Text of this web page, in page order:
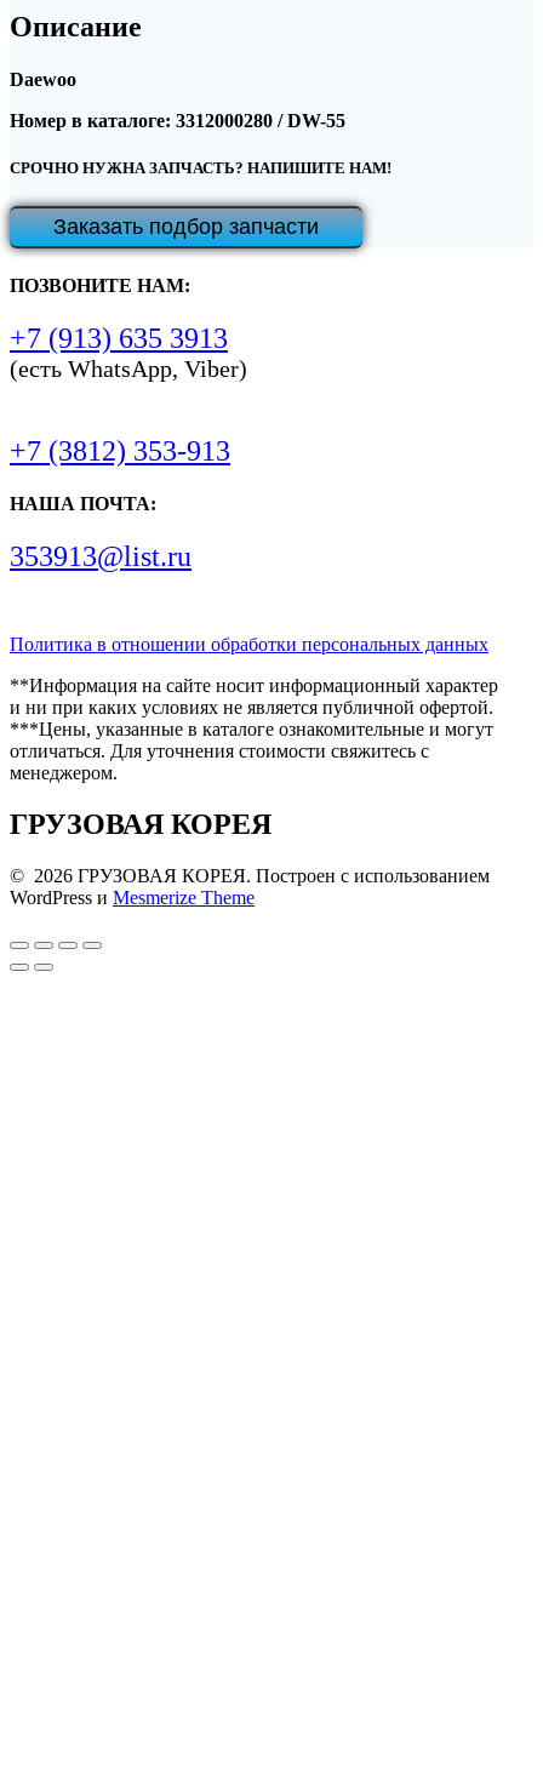
Описание
Daewoo
Номер в каталоге: 3312000280 / DW-55
СРОЧНО НУЖНА ЗАПЧАСТЬ? НАПИШИТЕ НАМ!
Заказать подбор запчасти
ПОЗВОНИТЕ НАМ:
+7 (913) 635 3913
(есть WhatsApp, Viber)
+7 (3812) 353-913
НАША ПОЧТА:
353913@list.ru
Политика в отношении обработки персональных данных
**Информация на сайте носит информационный характер
и ни при каких условиях не является публичной офертой.
***Цены, указанные в каталоге ознакомительные и могут
отличаться. Для уточнения стоимости свяжитесь с
менеджером.
ГРУЗОВАЯ КОРЕЯ
© 2026 ГРУЗОВАЯ КОРЕЯ. Построен с использованием
WordPress и Mesmerize Theme